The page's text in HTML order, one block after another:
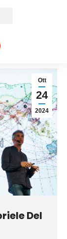
Ott
24
2024
Del